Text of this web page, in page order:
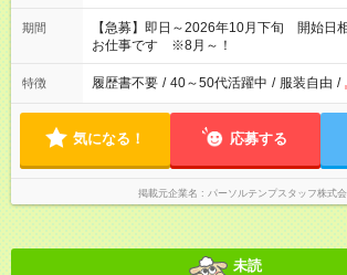
期間
【急募】即日～2026年10月下旬 開始
お仕事です ※8月～！
特徴 履歴書不要 / 40～50代活躍中 / 服装自由 /
気になる！ 応募する
掲載元企業名 パーソルテンプスタッフ株式
未読